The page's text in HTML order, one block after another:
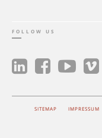
FOLLOW US
SITEMAP IMPRESSUM